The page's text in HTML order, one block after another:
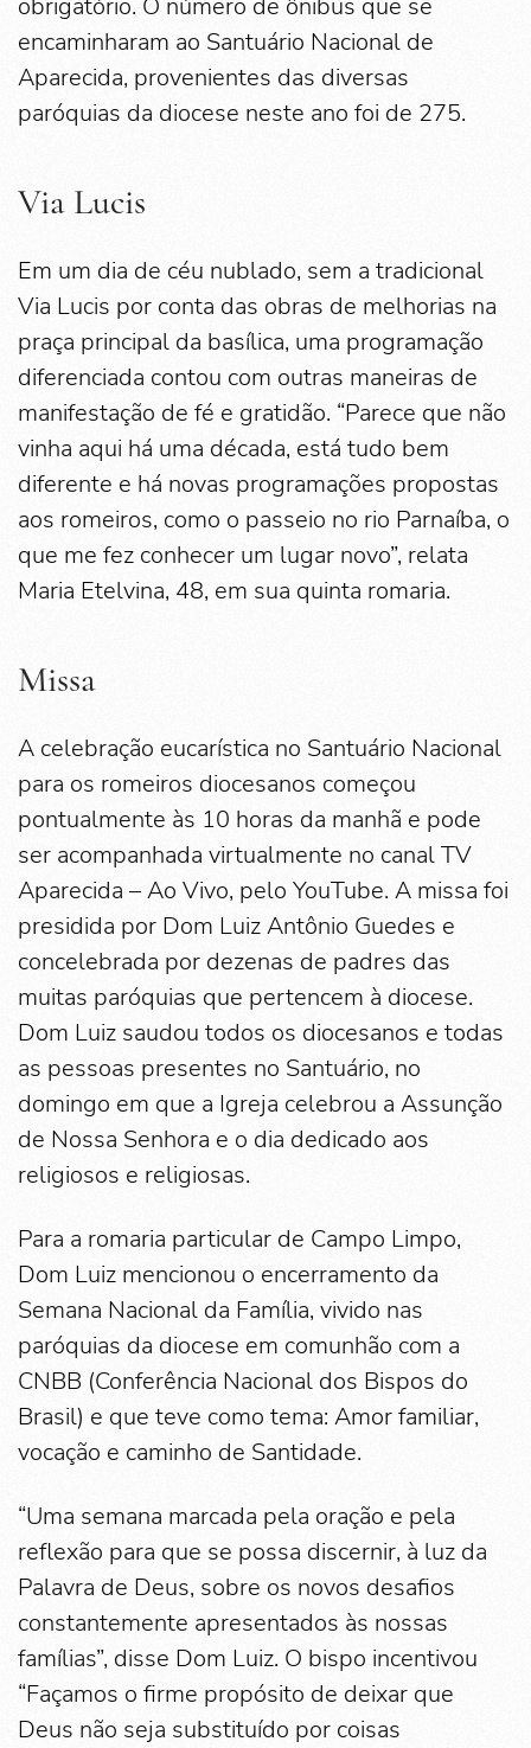
obrigatório. O número de ônibus que se
encaminharam ao Santuário Nacional de
Aparecida, provenientes das diversas
paróquias da diocese neste ano foi de 275.
Via Lucis
Em um dia de céu nublado, sem a tradicional
Via Lucis por conta das obras de melhorias na
praça principal da basílica, uma programação
diferenciada contou com outras maneiras de
manifestação de fé e gratidão. “Parece que não
vinha aqui há uma década, está tudo bem
diferente e há novas programações propostas
aos romeiros, como o passeio no rio Parnaíba, o
que me fez conhecer um lugar novo”, relata
Maria Etelvina, 48, em sua quinta romaria.
Missa
A celebração eucarística no Santuário Nacional
para os romeiros diocesanos começou
pontualmente às 10 horas da manhã e pode
ser acompanhada virtualmente no canal TV
Aparecida – Ao Vivo, pelo YouTube. A missa foi
presidida por Dom Luiz Antônio Guedes e
concelebrada por dezenas de padres das
muitas paróquias que pertencem à diocese.
Dom Luiz saudou todos os diocesanos e todas
as pessoas presentes no Santuário, no
domingo em que a Igreja celebrou a Assunção
de Nossa Senhora e o dia dedicado aos
religiosos e religiosas.
Para a romaria particular de Campo Limpo,
Dom Luiz mencionou o encerramento da
Semana Nacional da Família, vivido nas
paróquias da diocese em comunhão com a
CNBB (Conferência Nacional dos Bispos do
Brasil) e que teve como tema: Amor familiar,
vocação e caminho de Santidade.
“Uma semana marcada pela oração e pela
reflexão para que se possa discernir, à luz da
Palavra de Deus, sobre os novos desafios
constantemente apresentados às nossas
famílias”, disse Dom Luiz. O bispo incentivou
“Façamos o firme propósito de deixar que
Deus não seja substituído por coisas